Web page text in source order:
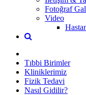
Fotoğraf
Video
Tıbbi Birimler
Kliniklerimiz
Fizik Tedavi
Nasıl Gidilir?